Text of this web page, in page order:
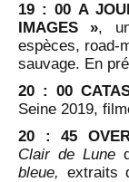
19 : 00 A
IMAGES »,
espèces, road-
sauvage. En
20 : 00
Seine 2019,
20 : 45
Clair de Lune
bleue, extraits